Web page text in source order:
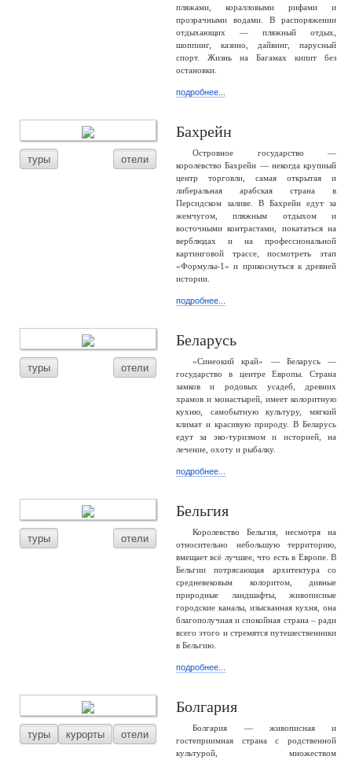
пляжами, коралловыми рифами и
прозрачными водами. В распоряжении
отдыхающих — пляжный отдых,
шоппинг, казино, дайвинг, парусный
спорт. Жизнь на Багамах кипит без
остановки.
подробнее...
туры отели
Бахрейн
Островное государство —
королевство Бахрейн — некогда крупный
центр торговли, самая открытая и
либеральная арабская страна в
Персидском заливе. В Бахрейн едут за
жемчугом, пляжным отдыхом и
восточными контрастами, покататься на
верблюдах и на профессиональной
картинговой трассе, посмотреть этап
«Формулы-1» и прикоснуться к древней
истории.
подробнее...
туры отели
Беларусь
«Синеокий край» — Беларусь —
государство в центре Европы. Страна
замков и родовых усадеб, древних
храмов и монастырей, имеет колоритную
кухню, самобытную культуру, мягкий
климат и красивую природу. В Беларусь
едут за эко-туризмом и историей, на
лечение, охоту и рыбалку.
подробнее...
туры отели
Бельгия
Королевство Бельгия, несмотря на
относительно небольшую территорию,
вмещает всё лучшее, что есть в Европе. В
Бельгии потрясающая архитектура со
средневековым колоритом, дивные
природные ландшафты, живописные
городские каналы, изысканная кухня, она
благополучная и спокойная страна – ради
всего этого и стремятся путешественники
в Бельгию.
подробнее...
туры курорты отели
Болгария
Болгария — живописная и
гостеприимная страна с родственной
культурой, множеством